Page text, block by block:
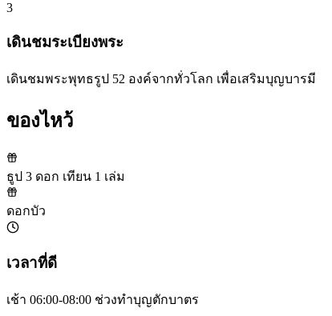
3
เดินชมระเบียงพระ
เดินชมพระพุทธรูป 52 องค์จากทั่วโลก เพื่อเสริมบุญบารมี
ของไหว้
ธูป 3 ดอก เทียน 1 เล่ม
ดอกบัว
เวลาที่ดี
เช้า 06:00-08:00 ช่วงทำบุญตักบาตร